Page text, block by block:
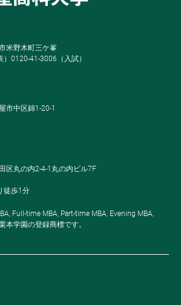
米野木町三ケ峯
0120-41-3006（入試）
市中区錦1-20-1
区丸の内2-4-1丸の内ビル7F
徒歩1分
Full-time MBA, Part-time MBA, Evening MBA,
本学園の登録商標です。